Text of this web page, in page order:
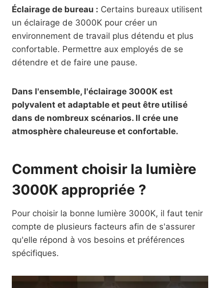
Éclairage de bureau : Certains bureaux utilisent
un éclairage de 3000K pour créer un
environnement de travail plus détendu et plus
confortable. Permettre aux employés de se
détendre et de faire une pause.
Dans l'ensemble, l'éclairage 3000K est
polyvalent et adaptable et peut être utilisé
dans de nombreux scénarios. Il crée une
atmosphère chaleureuse et confortable.
Comment choisir la lumière
3000K appropriée ?
Pour choisir la bonne lumière 3000K, il faut tenir
compte de plusieurs facteurs afin de s'assurer
qu'elle répond à vos besoins et préférences
spécifiques.